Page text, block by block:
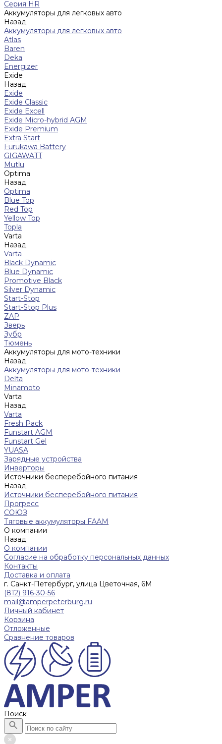
Серия HR
Аккумуляторы для легковых авто
Назад
Аккумуляторы для легковых авто
Atlas
Baren
Deka
Energizer
Exide
Назад
Exide
Exide Classic
Exide Excell
Exide Micro-hybrid AGM
Exide Premium
Extra Start
Furukawa Battery
GIGAWATT
Mutlu
Optima
Назад
Optima
Blue Top
Red Top
Yellow Top
Topla
Varta
Назад
Varta
Black Dynamic
Blue Dynamic
Promotive Black
Silver Dynamic
Start-Stop
Start-Stop Plus
ZAP
Зверь
Зубр
Тюмень
Аккумуляторы для мото-техники
Назад
Аккумуляторы для мото-техники
Delta
Minamoto
Varta
Назад
Varta
Fresh Pack
Funstart AGM
Funstart Gel
YUASA
Зарядные устройства
Инверторы
Источники бесперебойного питания
Назад
Источники бесперебойного питания
Прогресс
СОЮЗ
Тяговые аккумуляторы FAAM
О компании
Назад
О компании
Согласие на обработку персональных данных
Контакты
Доставка и оплата
г. Санкт-Петербург, улица Цветочная, 6М
(812) 916-30-56
mail@amperpeterburg.ru
Личный кабинет
Корзина
Отложенные
Сравнение товаров
Поиск